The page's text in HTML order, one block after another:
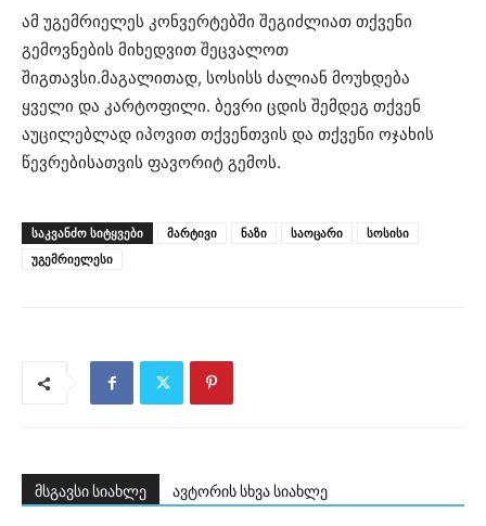
ამ უგემრიელეს კონვერტებში შეგიძლიათ თქვენი
გემოვნების მიხედვით შეცვალოთ
შიგთავსი.მაგალითად, სოსისს ძალიან მოუხდება
ყველი და კარტოფილი. ბევრი ცდის შემდეგ თქვენ
აუცილებლად იპოვით თქვენთვის და თქვენი ოჯახის
წევრებისათვის ფავორიტ გემოს.
ᲡᲐᲙᲕᲐᲜᲫᲝ ᲡᲘᲢᲧᲕᲔᲑᲘ მარტივი ნაზი საოცარი
სოსისი
უგემრიელესი
მსგავსი სიახლე ავტორის სხვა სიახლე